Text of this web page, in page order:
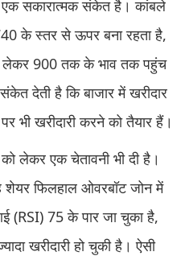
सकारात्मक संकेत है। कांबले
के स्तर से ऊपर बना रहता है,
900 तक के भाव तक पहुंच
देती है कि बाजार में खरीदार
भी खरीदारी करने को तैयार हैं।
को लेकर एक चेतावनी भी दी है।
शेयर फिलहाल ओवरबॉट जोन में
75 के पार जा चुका है,
खरीदारी हो चुकी है। ऐसी